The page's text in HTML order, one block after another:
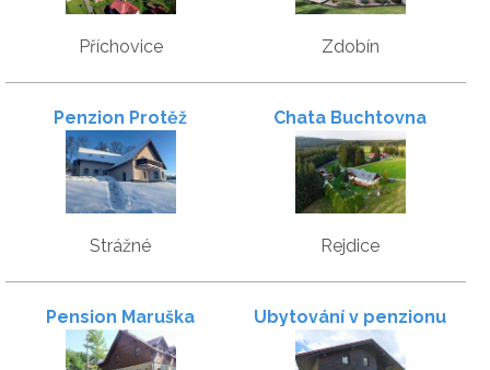
Příchovice Zdobín
Penzion Protěž
Strážné
Chata Buchtovna
Rejdice
Pension Maruška Ubytování v penzionu